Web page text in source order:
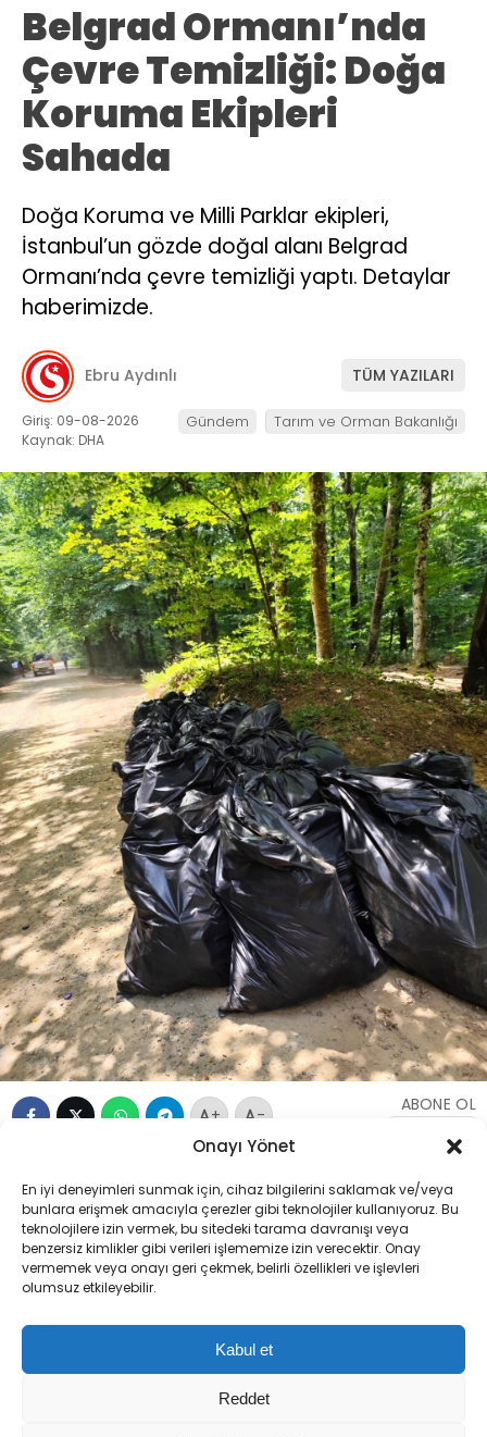
Onayı Yönet
En iyi deneyimleri sunmak için, cihaz bilgilerini saklamak ve/veya
bunlara erişmek amacıyla çerezler gibi teknolojiler kullanıyoruz. Bu
teknolojilere izin vermek, bu sitedeki tarama davranışı veya
benzersiz kimlikler gibi verileri işlememize izin verecektir. Onay
vermemek veya onayı geri çekmek, belirli özellikleri ve işlevleri
olumsuz etkileyebilir.
Kabul et
Reddet
Belgrad Ormanı’nda
Çevre Temizliği: Doğa
Koruma Ekipleri
Sahada
Doğa Koruma ve Milli Parklar ekipleri,
İstanbul’un gözde doğal alanı Belgrad
Ormanı’nda çevre temizliği yaptı. Detaylar
haberimizde.
Ebru Aydınlı TÜM YAZILARI
Giriş: 09-08-2026
Kaynak: DHA
Gündem Tarım ve Orman Bakanlığı
+ -
ABONE OL
Tarım ve Orman Bakanlığı Doğa Koruma ve Milli
Parklar (DKMP) Genel Müdürlüğü ekipleri,
İstanbul’un gözde doğal alanlarından Belgrad
Ormanı’nda kapsamlı bir temizlik çalışması
girişler sonucu biriken çöp ve atıkları toplayarak
doğanın korunması için önemli bir adım attı.